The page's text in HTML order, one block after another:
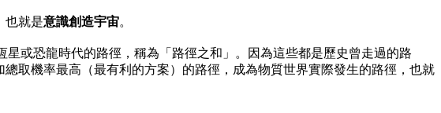
也就是意識創造宇宙。
或恐龍時代的路徑，稱為「路徑之和」。因為這些都是歷史曾走過的路
取機率最高（最有利的方案）的路徑，成為物質世界實際發生的路徑，也就